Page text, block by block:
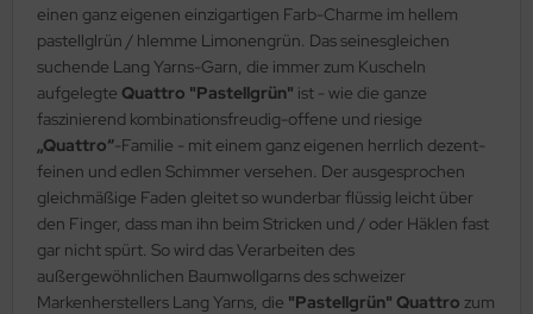
einen ganz eigenen einzigartigen Farb-Charme im hellem
pastellglrün / hlemme Limonengrün. Das seinesgleichen
suchende Lang Yarns-Garn, die immer zum Kuscheln
aufgelegte Quattro "Pastellgrün" ist - wie die ganze
faszinierend kombinationsfreudig-offene und riesige
„Quattro“-Familie - mit einem ganz eigenen herrlich dezent-
feinen und edlen Schimmer versehen. Der ausgesprochen
gleichmäßige Faden gleitet so wunderbar flüssig leicht über
den Finger, dass man ihn beim Stricken und / oder Häklen fast
gar nicht spürt. So wird das Verarbeiten des
außergewöhnlichen Baumwollgarns des schweizer
Markenherstellers Lang Yarns, die "Pastellgrün" Quattro zum